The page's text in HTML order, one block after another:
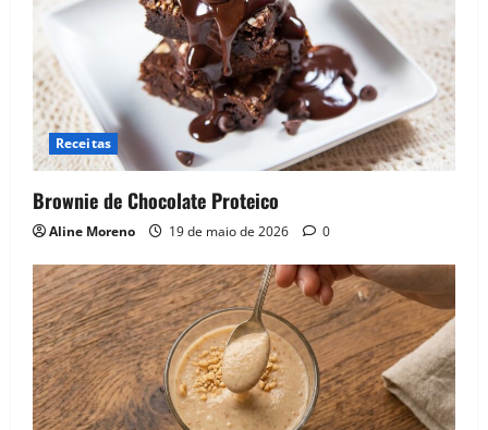
Receitas
Brownie de Chocolate Proteico
Aline Moreno 19 de maio de 2026 0